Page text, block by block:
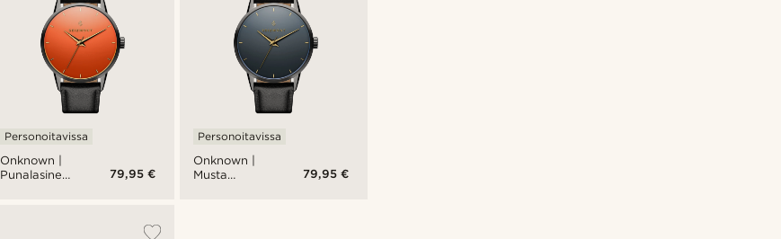
Onknown |
Punalasinen
Personoitavissa
79,95 €
Onknown |
Musta
Personoitavissa
79,95 €